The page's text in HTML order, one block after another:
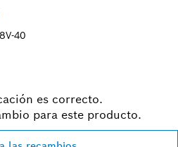
40
es correcto.
para este producto.